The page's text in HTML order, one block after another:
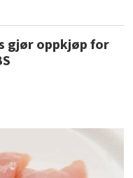
gjør oppkjøp for